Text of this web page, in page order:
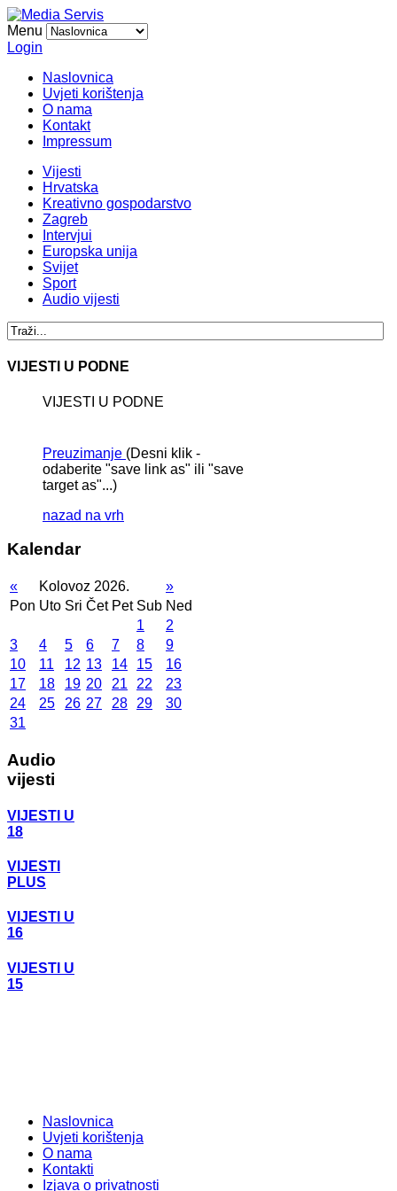
Menu
Login
Naslovnica
Uvjeti korištenja
O nama
Kontakt
Impressum
Vijesti
Hrvatska
Kreativno gospodarstvo
Zagreb
Intervjui
Europska unija
Svijet
Sport
Audio vijesti
VIJESTI U PODNE
VIJESTI U PODNE
Preuzimanje (Desni klik -
odaberite "save link as" ili "save
target as"...)
nazad na vrh
Kalendar
« Kolovoz 2026.
»
Pon Uto Sri Čet Pet Sub Ned
1
2
3
4 5 6 7 8
9
10
11 12 13 14 15
16
17
18 19 20 21 22
23
24
25 26 27 28 29
30
31
Audio
vijesti
VIJESTI U
18
VIJESTI
PLUS
VIJESTI U
16
VIJESTI U
15
Naslovnica
Uvjeti korištenja
O nama
Kontakti
Izjava o privatnosti